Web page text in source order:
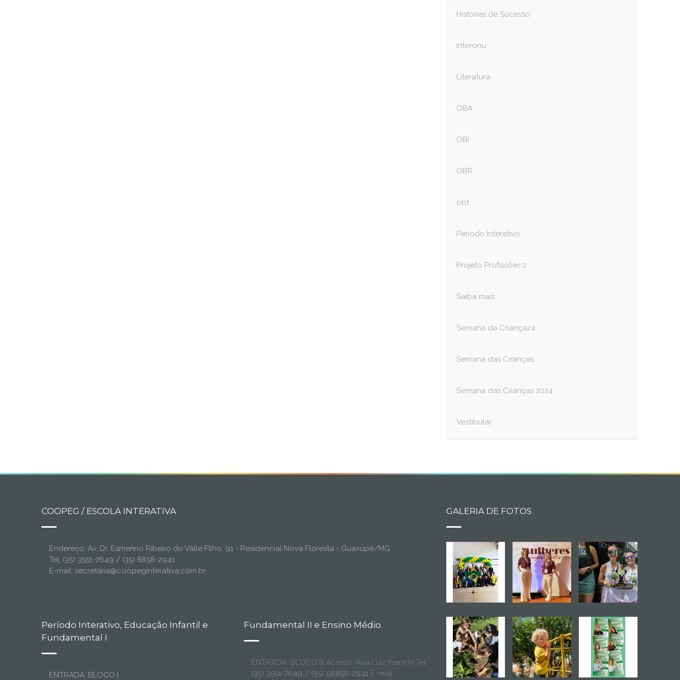
Histórias de Sucesso
interonu
Literatura
OBA
OBI
OBR
obt
Período Interativo
Projeto Profissões 2
Saiba mais
Semana da Criança24
Semana das Crianças
Semana das Crianças 2024
Vestibular
COOPEG / ESCOLA INTERATIVA
Endereço: Av. Dr. Esmerino Ribeiro do Valle Filho, 91 - Residencial Nova Floresta - Guaxupé/MG
Tel: (35) 3551-7649 / (35) 8858-2941
E-mail: secretaria@coopeginterativa.com.br
Período Interativo, Educação Infantil e
Fundamental I
ENTRADA: BLOCO I
Fundamental II e Ensino Médio
ENTRADA: BLOCO III Acesso: Rua Luiz Franchi Tel:
(35) 3551-7649 / (35) 98858-2941E-mail:
GALERIA DE FOTOS